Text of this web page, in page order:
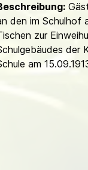
den im Schulhof
zur
der
am